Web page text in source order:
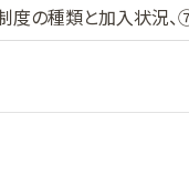
の種類と加入状況、